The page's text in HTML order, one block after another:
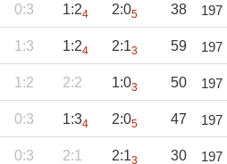
0:3 1:24 2:05 38 197
1:3 1:24 2:13 59 197
1:2 2:2 1:03 50 197
0:3 1:34 2:05 47 197
0:3 2:1 2:13 30 197